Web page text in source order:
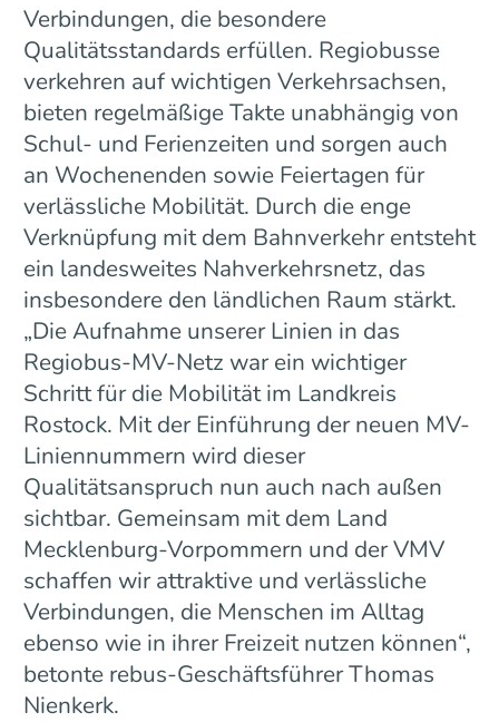
Verbindungen, die besondere
Qualitätsstandards erfüllen. Regiobusse
verkehren auf wichtigen Verkehrsachsen,
bieten regelmäßige Takte unabhängig von
Schul- und Ferienzeiten und sorgen auch
an Wochenenden sowie Feiertagen für
verlässliche Mobilität. Durch die enge
Verknüpfung mit dem Bahnverkehr entsteht
ein landesweites Nahverkehrsnetz, das
insbesondere den ländlichen Raum stärkt.
„Die Aufnahme unserer Linien in das
Regiobus-MV-Netz war ein wichtiger
Schritt für die Mobilität im Landkreis
Rostock. Mit der Einführung der neuen MV-
Liniennummern wird dieser
Qualitätsanspruch nun auch nach außen
sichtbar. Gemeinsam mit dem Land
Mecklenburg-Vorpommern und der VMV
schaffen wir attraktive und verlässliche
Verbindungen, die Menschen im Alltag
ebenso wie in ihrer Freizeit nutzen können“,
betonte rebus-Geschäftsführer Thomas
Nienkerk.